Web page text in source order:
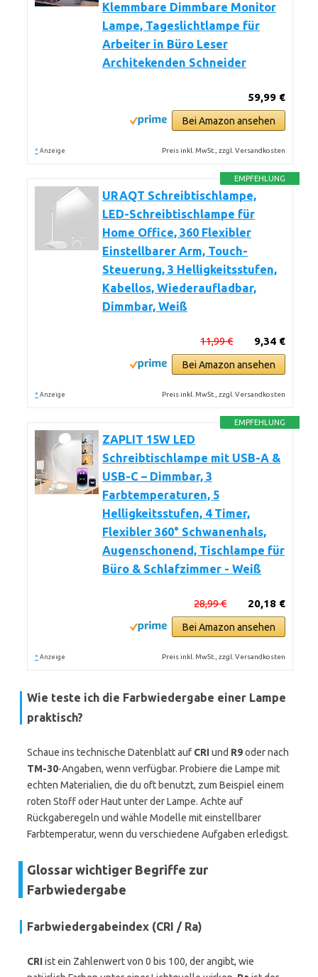
Klemmbare Dimmbare Monitor
Lampe, Tageslichtlampe für
Arbeiter in Büro Leser
Architekenden Schneider
59,99 €
Bei Amazon ansehen
* Anzeige Preis inkl. MwSt., zzgl. Versandkosten
EMPFEHLUNG
URAQT Schreibtischlampe,
LED-Schreibtischlampe für
Home Office, 360 Flexibler
Einstellbarer Arm, Touch-
Steuerung, 3 Helligkeitsstufen,
Kabellos, Wiederaufladbar,
Dimmbar, Weiß
9,34 €
11,99 €
Bei Amazon ansehen
* Anzeige Preis inkl. MwSt., zzgl. Versandkosten
EMPFEHLUNG
ZAPLIT 15W LED
Schreibtischlampe mit USB-A &
USB-C – Dimmbar, 3
Farbtemperaturen, 5
Helligkeitsstufen, 4 Timer,
Flexibler 360° Schwanenhals,
Augenschonend, Tischlampe für
Büro & Schlafzimmer - Weiß
20,18 €
28,99 €
Bei Amazon ansehen
* Anzeige Preis inkl. MwSt., zzgl. Versandkosten
Wie teste ich die Farbwiedergabe einer Lampe
praktisch?
Schaue ins technische Datenblatt auf CRIund R9oder nach
TM-30-Angaben, wenn verfügbar. Probiere die Lampe mit
echten Materialien, die du oft benutzt, zum Beispiel einem
roten Stoff oder Haut unter der Lampe. Achte auf
Rückgaberegeln und wähle Modelle mit einstellbarer
Farbtemperatur, wenn du verschiedene Aufgaben erledigst.
Glossar wichtiger Begriffe zur
Farbwiedergabe
Farbwiedergabeindex (CRI / Ra)
CRIist ein Zahlenwert von 0 bis 100, der angibt, wie